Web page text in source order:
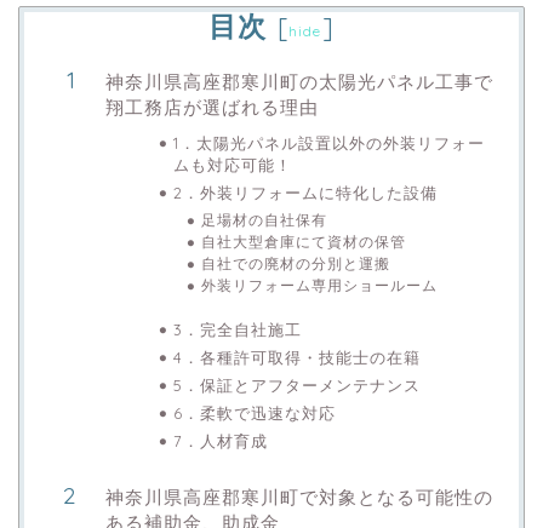
目次 [hide ]
神奈川県高座郡寒川町の太陽光パネル工事で
翔工務店が選ばれる理由
1．太陽光パネル設置以外の外装リフォー
ムも対応可能！
2．外装リフォームに特化した設備
足場材の自社保有
自社大型倉庫にて資材の保管
自社での廃材の分別と運搬
外装リフォーム専用ショールーム
3．完全自社施工
4．各種許可取得・技能士の在籍
5．保証とアフターメンテナンス
6．柔軟で迅速な対応
7．人材育成
神奈川県高座郡寒川町で対象となる可能性の
ある補助金、助成金